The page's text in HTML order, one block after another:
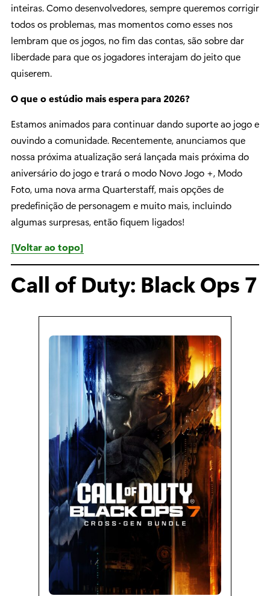
inteiras. Como desenvolvedores, sempre queremos corrigir
todos os problemas, mas momentos como esses nos
lembram que os jogos, no fim das contas, são sobre dar
liberdade para que os jogadores interajam do jeito que
quiserem.
O que o estúdio mais espera para 2026?
Estamos animados para continuar dando suporte ao jogo e
ouvindo a comunidade. Recentemente, anunciamos que
nossa próxima atualização será lançada mais próxima do
aniversário do jogo e trará o modo Novo Jogo +, Modo
Foto, uma nova arma Quarterstaff, mais opções de
predefinição de personagem e muito mais, incluindo
algumas surpresas, então fiquem ligados!
[Voltar ao topo]
Call of Duty: Black Ops 7